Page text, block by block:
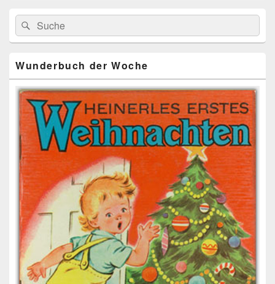
Primärer
Seitenleisten
Widget-
Bereich
Search
for:
Suche
Wunderbuch der Woche